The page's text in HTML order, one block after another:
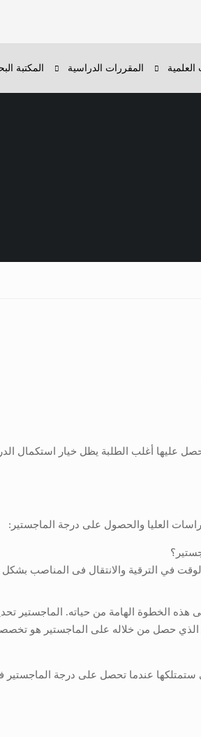
المقررات الدراسية المكتبة
عليها أغلب الطلبة يظل خيار استكمال
العليا والحصول على درجة الماجستير:
في الترقية والانتقال فى المناصب
هذه الخطوة الهامة من حياته. الماجستير
الذي حصل من خلاله على الماجستير هو
ستمتلكها عندما تحصل على درجة الماجستير